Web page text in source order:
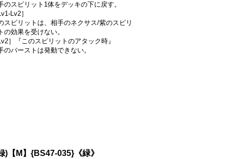
のスピリット1体をデッキの下に戻す。
Lv2］
スピリットは、相手のネクサス/紫のスピリ
の効果を受けない。
］『このスピリットのアタック時』
のバーストは発動できない。
【M】{BS47-035}《緑》